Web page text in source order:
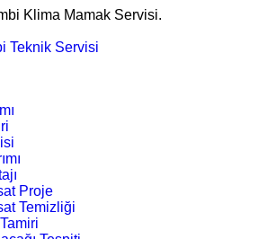
Klima Mamak Servisi.
Proje
Temizliği